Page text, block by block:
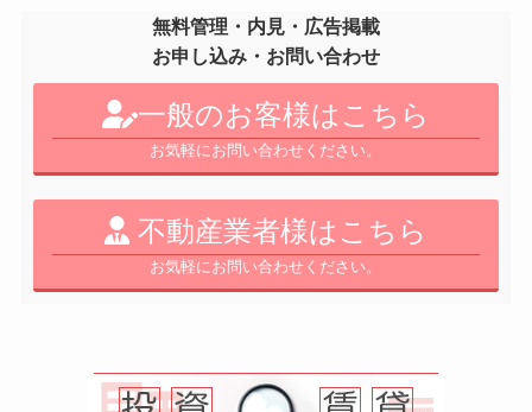
無料管理・内見・広告掲載
お申し込み・お問い合わせ
一般のお客様はこちら
お気軽にお問い合わせください。
不動産業者様はこちら
お気軽にお問い合わせください。